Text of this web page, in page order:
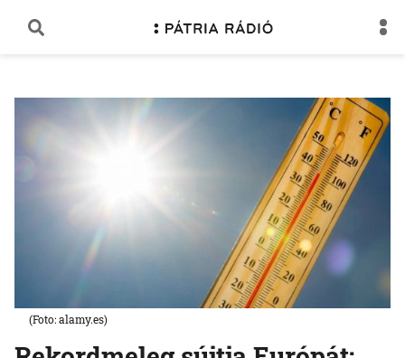
(Foto: alamy.es)